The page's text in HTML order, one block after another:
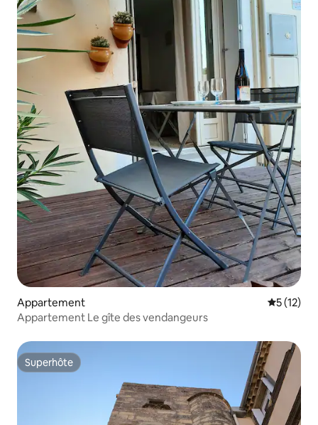
Appartement
5 (12)
Appartement Le gîte des vendangeurs
Superhôte
Superhôte